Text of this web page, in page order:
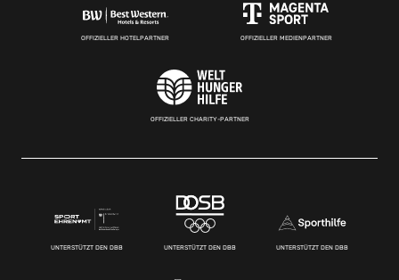
OFFIZIELLER HOTELPARTNER OFFIZIELLER MEDIENPARTNER
OFFIZIELLER CHARITY-PARTNER
UNTERSTÜTZT DEN DBB UNTERSTÜTZT DEN DBB UNTERSTÜTZT DEN DBB